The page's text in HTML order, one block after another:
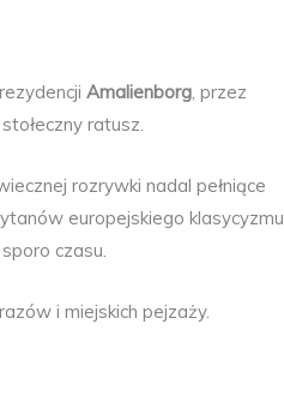
Amalienborg, przez
ratusz.
rozrywki nadal pełniące
europejskiego klasycyzmu
czasu.
i miejskich pejzaży.